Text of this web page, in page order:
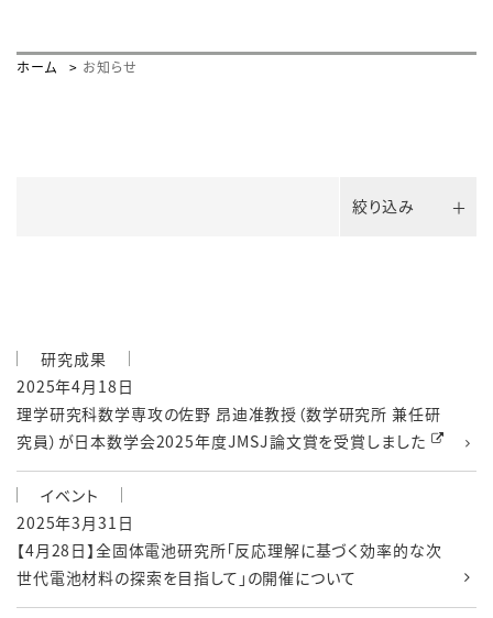
ホーム お知らせ
絞り込み
研究成果
2025年4月18日
理学研究科数学専攻の佐野 昂迪准教授（数学研究所 兼任研
究員）が日本数学会2025年度JMSJ論文賞を受賞しました
イベント
2025年3月31日
【4月28日】全固体電池研究所「反応理解に基づく効率的な次
世代電池材料の探索を目指して」の開催について